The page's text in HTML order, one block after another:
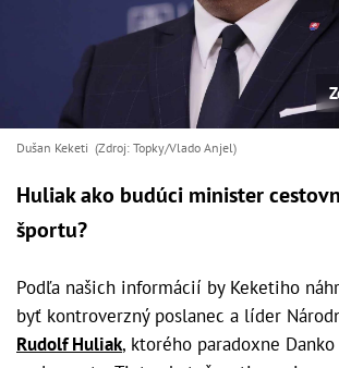
Dušan Keketi (Zdroj: Topky/Vlado Anjel)
Huliak ako budúci minister
športu?
Podľa našich informácií by Keketiho
byť kontroverzný poslanec a líder
Rudolf Huliak, ktorého paradoxne